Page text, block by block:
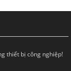
thiết bị công nghiệp!